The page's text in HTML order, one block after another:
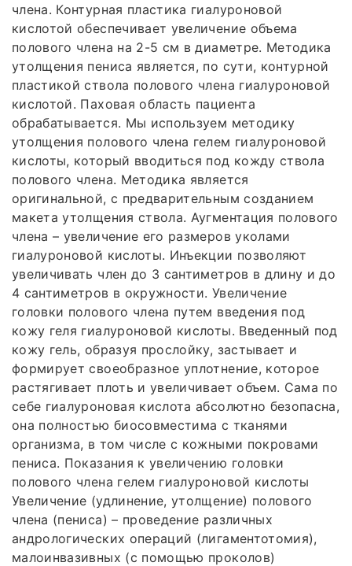
члена. Контурная пластика гиалуроновой
кислотой обеспечивает увеличение объема
полового члена на 2-5 см в диаметре. Методика
утолщения пениса является, по сути, контурной
пластикой ствола полового члена гиалуроновой
кислотой. Паховая область пациента
обрабатывается. Мы используем методику
утолщения полового члена гелем гиалуроновой
кислоты, который вводиться под кожду ствола
полового члена. Методика является
оригинальной, с предварительным созданием
макета утолщения ствола. Аугментация полового
члена – увеличение его размеров уколами
гиалуроновой кислоты. Инъекции позволяют
увеличивать член до 3 сантиметров в длину и до
4 сантиметров в окружности. Увеличение
головки полового члена путем введения под
кожу геля гиалуроновой кислоты. Введенный под
кожу гель, образуя прослойку, застывает и
формирует своеобразное уплотнение, которое
растягивает плоть и увеличивает объем. Сама по
себе гиалуроновая кислота абсолютно безопасна,
она полностью биосовместима с тканями
организма, в том числе с кожными покровами
пениса. Показания к увеличению головки
полового члена гелем гиалуроновой кислоты
Увеличение (удлинение, утолщение) полового
члена (пениса) – проведение различных
андрологических операций (лигаментотомия),
малоинвазивных (с помощью проколов)